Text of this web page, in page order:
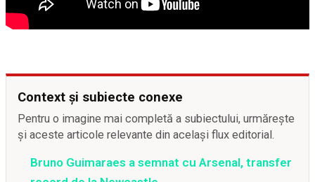
Context și subiecte conexe
Pentru o imagine mai completă a subiectului, urmărește
și aceste articole relevante din același flux editorial.
Bruno Guimaraes a semnat cu Arsenal, transfer